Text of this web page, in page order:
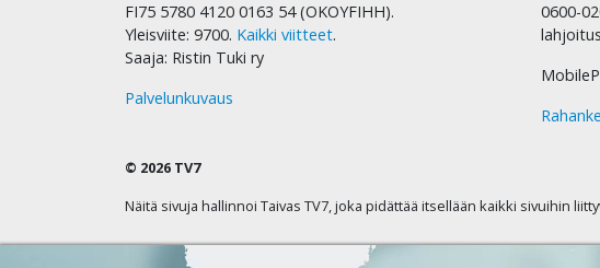
FI75 5780 4120 0163 54 (OKOYFIHH).
Yleisviite: 9700. Kaikki viitteet.
Saaja: Ristin Tuki ry
Palvelunkuvaus
0600-
© 2026 TV7
Näitä sivuja hallinnoi Taivas TV7, joka pidättää itsellään kaikki sivuihin